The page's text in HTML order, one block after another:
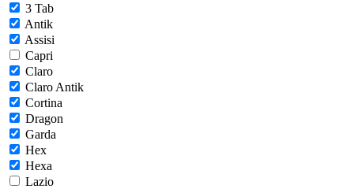
3 Tab
Antik
Assisi
Capri
Claro
Claro Antik
Cortina
Dragon
Garda
Hex
Hexa
Lazio